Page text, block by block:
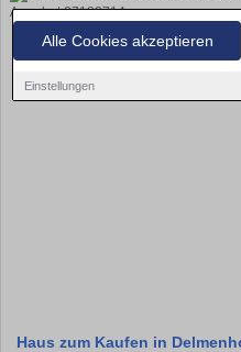
Alle Cookies akzeptieren
Einstellungen
Haus zum Kaufen in